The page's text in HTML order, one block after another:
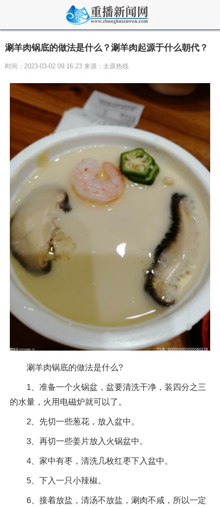
涮羊肉锅底的做法是什么？涮羊肉起源于什么朝代？
时间：2023-03-02 09:16:23 来源：太原热线
涮羊肉锅底的做法是什么?
1、准备一个火锅盆，盆要清洗干净，装四分之三
的水量，火用电磁炉就可以了。
2、先切一些葱花，放入盆中。
3、再切一些姜片放入火锅盆中。
4、家中有枣，清洗几枚红枣下入盆中。
5、下入一只小辣椒。
6、接着放盐，清汤不放盐，涮肉不咸，所以一定